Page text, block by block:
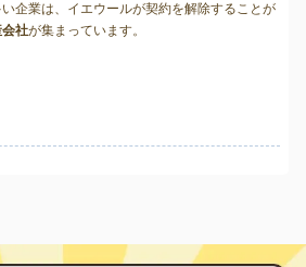
企業は、イエウールが契約を解除することが
社が集まっています。